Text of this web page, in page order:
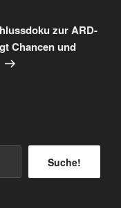
zur ARD-
Chancen und
Suche!